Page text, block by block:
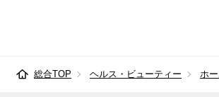
総合TOP ヘルス・ビューティー ホ